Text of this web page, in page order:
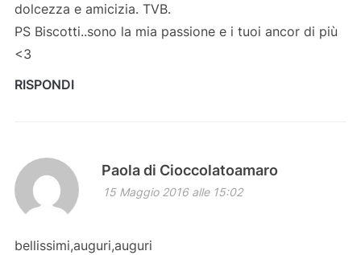
dolcezza e amicizia. TVB.
PS Biscotti..sono la mia passione e i tuoi ancor di più
<3
RISPONDI
Paola di Cioccolatoamaro
15 Maggio 2016 alle 15:02
bellissimi,auguri,auguri